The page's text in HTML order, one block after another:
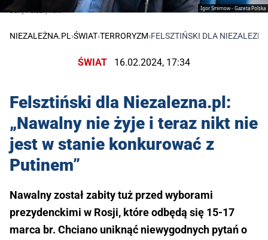
Igor Smirnow - Gazeta Polska
Jurij Felsztyński
NIEZALEŻNA.PL ›ŚWIAT›TERRORYZM›FELSZTIŃSKI DLA
ŚWIAT 16.02.2024, 17:34
Felsztiński dla Niezalezna.pl:
„Nawalny nie żyje i teraz nikt nie
jest w stanie konkurować z
Putinem”
Nawalny został zabity tuż przed wyborami
prezydenckimi w Rosji, które odbędą się 15-17
marca br. Chciano uniknąć niewygodnych pytań o